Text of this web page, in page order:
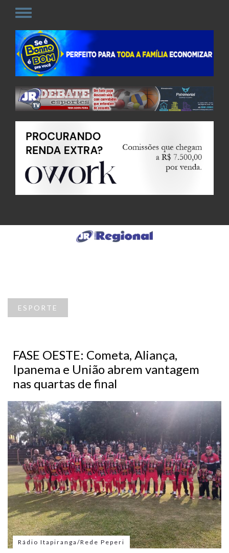
ESPORTE
FASE OESTE: Cometa, Aliança,
Ipanema e União abrem vantagem
nas quartas de final
Rádio Itapiranga/Rede Peperi